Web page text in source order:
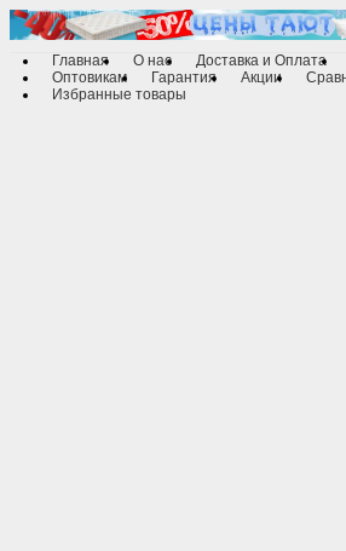
Главная О нас Доставка и Оплата
Оптовикам
Гарантия Акции
Избранные товары